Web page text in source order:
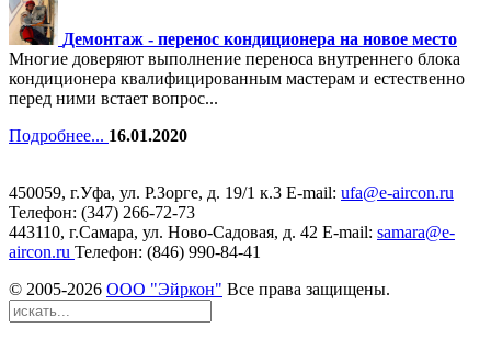
Демонтаж - перенос кондиционера на новое место
Многие доверяют выполнение переноса внутреннего блока
кондиционера квалифицированным мастерам и естественно
перед ними встает вопрос...
Подробнее... 16.01.2020
450059, г.Уфа, ул. Р.Зорге, д. 19/1 к.3 Е-mail: ufa@e-aircon.ru
Телефон: (347) 266-72-73
443110, г.Самара, ул. Ново-Садовая, д. 42 Е-mail: samara@e-
aircon.ru Телефон: (846) 990-84-41
© 2005-2026 ООО "Эйркон" Все права защищены.